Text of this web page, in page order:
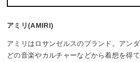
アミリ(AMIRI)
アミリはロサンゼルスのブランド。アン
どの音楽やカルチャーなどから着想を得